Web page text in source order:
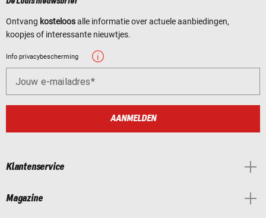
Ontvang kosteloosalle informatie over actuele aanbiedingen,
koopjes of interessante nieuwtjes.
Info privacybescherming
Jouw e-mailadres
AANMELDEN
Klantenservice
Magazine